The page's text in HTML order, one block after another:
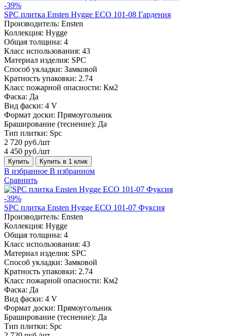
-39%
SPC плитка Ensten Hygge ECO 101-08 Гардения
Производитель: Ensten
Коллекция: Hygge
Общая толщина: 4
Класс использования: 43
Материал изделия: SPC
Способ укладки: Замковой
Кратность упаковки: 2.74
Класс пожарной опасности: Км2
Фаска: Да
Вид фаски: 4 V
Формат доски: Прямоугольник
Браширование (теснение): Да
Тип плитки: Spc
2 720 руб./шт
4 450 руб./шт
Купить Купить в 1 клик
В избранное В избранном
Сравнить
-39%
SPC плитка Ensten Hygge ECO 101-07 Фуксия
Производитель: Ensten
Коллекция: Hygge
Общая толщина: 4
Класс использования: 43
Материал изделия: SPC
Способ укладки: Замковой
Кратность упаковки: 2.74
Класс пожарной опасности: Км2
Фаска: Да
Вид фаски: 4 V
Формат доски: Прямоугольник
Браширование (теснение): Да
Тип плитки: Spc